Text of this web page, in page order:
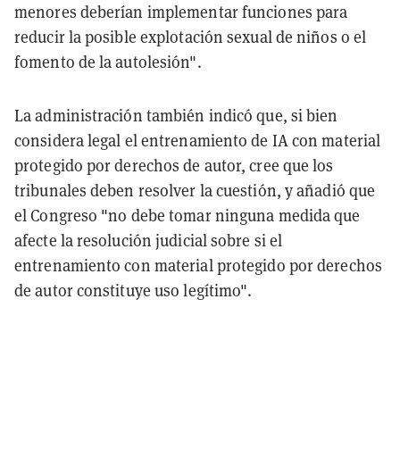
menores deberían implementar funciones para
reducir la posible explotación sexual de niños o el
fomento de la autolesión".
La administración también indicó que, si bien
considera legal el entrenamiento de IA con material
protegido por derechos de autor, cree que los
tribunales deben resolver la cuestión, y añadió que
el Congreso "no debe tomar ninguna medida que
afecte la resolución judicial sobre si el
entrenamiento con material protegido por derechos
de autor constituye uso legítimo".